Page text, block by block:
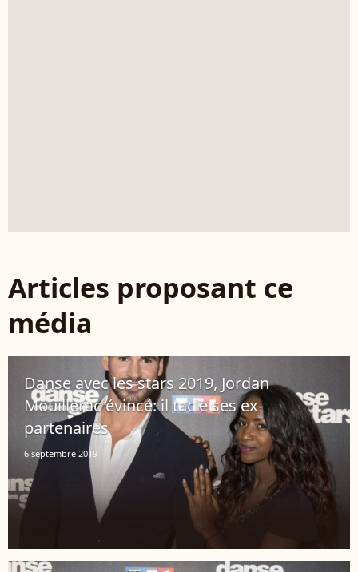
Articles proposant ce
média
Danse avec les stars 2019, Jordan
Mouillerac évincé: il tacle ses ex-
partenaires
6 septembre 2019